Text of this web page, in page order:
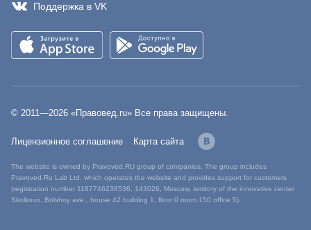
Поддержка в VK
© 2011—2026 «Правовед.ru» Все права защищены.
Лицензионное соглашение Карта сайта
The website is owned by Pravoved.RU group of companies. The group includes
Pravoved.Ru Lab Ltd. which operates the website and provides support for customers
(registration number 1187746238536, 143026, Moscow, territory of the innovative center
Skolkovo, Bolshoy ave., house 42 building 1, floor 0 room 150 office 5).